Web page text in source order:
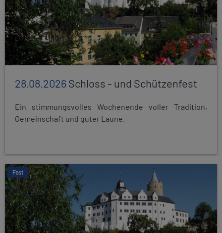
28.08.2026Schloss - und Schützenfest
Ein stimmungsvolles Wochenende voller Tradition,
Gemeinschaft und guter Laune.
Fest